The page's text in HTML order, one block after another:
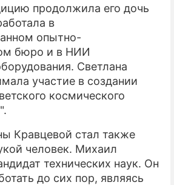
продолжила его дочь
в
опытно-
бюро и в НИИ
Светлана
участие в создании
космического
Кравцевой стал также
человек. Михаил
технических наук. Он
до сих пор, являясь